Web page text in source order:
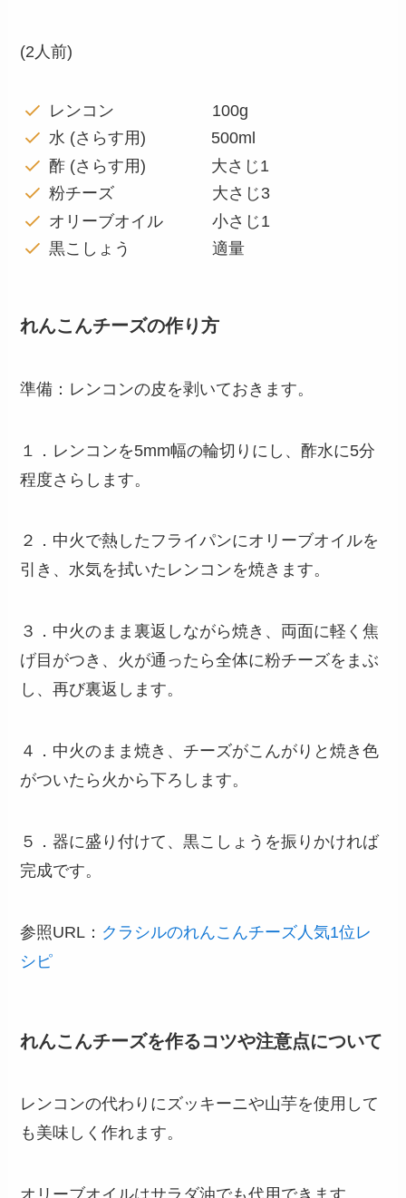
(2人前)
レンコン 100g
水 (さらす用) 500ml
酢 (さらす用) 大さじ1
粉チーズ 大さじ3
オリーブオイル 小さじ1
黒こしょう 適量
れんこんチーズの作り方
準備：レンコンの皮を剥いておきます。
１．レンコンを5mm幅の輪切りにし、酢水に5分
程度さらします。
２．中火で熱したフライパンにオリーブオイルを
引き、水気を拭いたレンコンを焼きます。
３．中火のまま裏返しながら焼き、両面に軽く焦
げ目がつき、火が通ったら全体に粉チーズをまぶ
し、再び裏返します。
４．中火のまま焼き、チーズがこんがりと焼き色
がついたら火から下ろします。
５．器に盛り付けて、黒こしょうを振りかければ
完成です。
参照URL： クラシルのれんこんチーズ人気1位レ
シピ
れんこんチーズを作るコツや注意点について
レンコンの代わりにズッキーニや山芋を使用して
も美味しく作れます。